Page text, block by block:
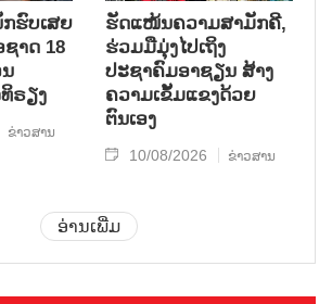
ຮົບເສຍ
າດ 18
ຣຽງ
ຂ່າວສານ
ຮັດແໜ້ນຄວາມສາມັກຄີ,
ຮ່ວມມືມຸ່ງໄປເຖິງ
ປະຊາຄົມອາຊຽນ ສ້າງ
ຄວາມເຂັ້ມແຂງດ້ວຍ
ຕົນເອງ
10/08/2026 ຂ່າວສານ
ອ່ານເພີ່ມ